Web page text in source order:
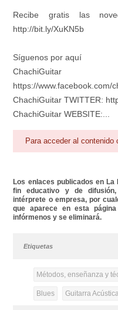
Recibe gratis las
http://bit.ly/XuKN5b
Síguenos por aquí
https://www.facebook.com/
ChachiGuitar TWITTER:
ChachiGuitar WEBSITE:...
Para acceder al
Los enlaces publicados en
fin educativo y de
intérprete o empresa, por
que aparece en esta
infórmenos y se eliminará.
Etiquetas
Métodos, enseñanza y
Blues Guitarra